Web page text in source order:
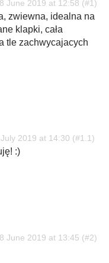
June 2019 at 12:58
zwiewna, idealna na
klapki, cała
tle zachwycajacych
2019 at 14:30
:)
June 2019 at 13:45